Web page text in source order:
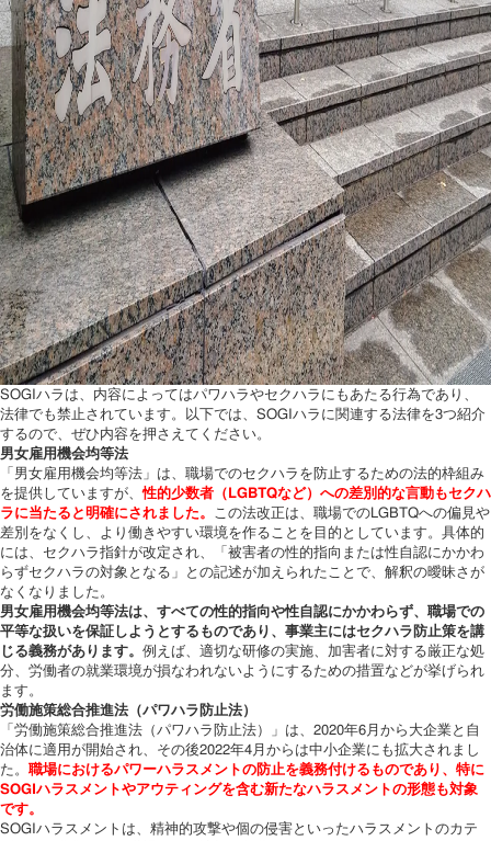
SOGIハラは、内容によってはパワハラやセクハラにもあたる行為であり、
法律でも禁止されています。以下では、SOGIハラに関連する法律を3つ紹介
するので、ぜひ内容を押さえてください。
男女雇用機会均等法
「男女雇用機会均等法」は、職場でのセクハラを防止するための法的枠組み
を提供していますが、性的少数者（LGBTQなど）への差別的な言動もセクハ
ラに当たると明確にされました。 この法改正は、職場でのLGBTQへの偏見や
差別をなくし、より働きやすい環境を作ることを目的としています。具体的
には、セクハラ指針が改定され、「被害者の性的指向または性自認にかかわ
らずセクハラの対象となる」との記述が加えられたことで、解釈の曖昧さが
なくなりました。
男女雇用機会均等法は、すべての性的指向や性自認にかかわらず、職場での
平等な扱いを保証しようとするものであり、事業主にはセクハラ防止策を講
じる義務があります。 例えば、適切な研修の実施、加害者に対する厳正な処
分、労働者の就業環境が損なわれないようにするための措置などが挙げられ
ます。
労働施策総合推進法（パワハラ防止法）
「労働施策総合推進法（パワハラ防止法）」は、2020年6月から大企業と自
治体に適用が開始され、その後2022年4月からは中小企業にも拡大されまし
た。 職場におけるパワーハラスメントの防止を義務付けるものであり、特に
SOGIハラスメントやアウティングを含む新たなハラスメントの形態も対象
です。
SOGIハラスメントは、精神的攻撃や個の侵害といったハラスメントのカテ